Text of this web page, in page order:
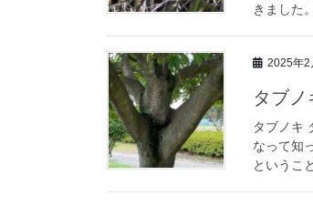
きました
2025年2
タブノ
タブノキ
なって知
というこ